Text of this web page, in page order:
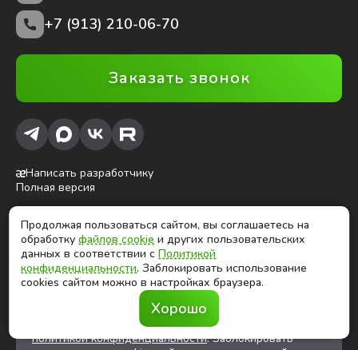
+7 (913) 210-06-70
Заказать звонок
Написать разработчику
Полная версия
ⓒ Глобалтек, 2026
Цены на сайте не являются публичной офертой
Продолжая использовать сайт, вы соглашаетесь на
файлов cookiesи других
пользовательских данных в соответствии с
политикой конфиденциальности. Заблокировать
Продолжая пользоваться сайтом, вы соглашаетесь на
обработкуфайлов cookie и других пользовательских
данных в соответствии сПолитикой
конфиденциальности. Заблокировать использование
cookies сайтом можно в настройках браузера.
Хорошо